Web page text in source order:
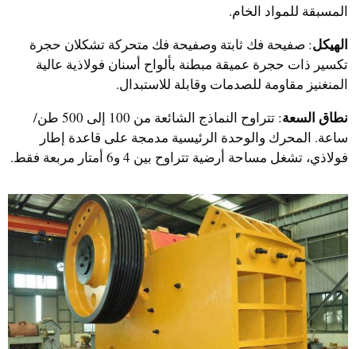
المسبقة للمواد الخام.
الهيكل: صفيحة فك ثابتة وصفيحة فك متحركة تشكلان حجرة
تكسير ذات حجرة عميقة مبطنة بألواح أسنان فولاذية عالية
المنغنيز مقاومة للصدمات وقابلة للاستبدال.
نطاق السعة
: تتراوح النماذج الشائعة من 100 إلى 500 طن/
ساعة. المحرك والوحدة الرئيسية مدمجة على قاعدة إطار
فولاذي، تشغل مساحة أرضية تتراوح بين 4 و6 أمتار مربعة فقط.